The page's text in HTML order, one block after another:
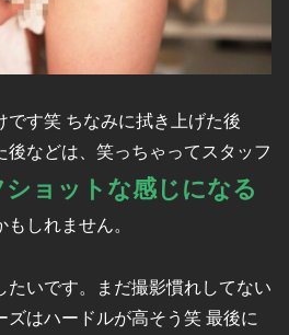
です笑 ちなみに拭き上げた後
後などは、笑っちゃってスタッフ
ショットな感じになる
しれません。
たいです。まだ撮影慣れしてない
ズはハードルが高そう笑 最後に